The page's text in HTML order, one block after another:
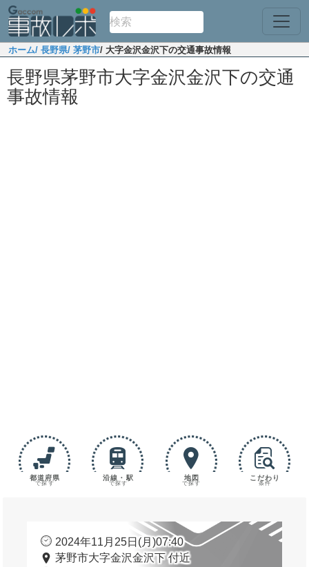
ホーム/ 長野県/ 茅野市/ 大字金沢金沢下の交通事故情報
長野県茅野市大字金沢金沢下の交通
事故情報
都道府県
で探す
沿線・駅
で探す
地図
で探す
こだわり
条件
2024年11月25日(月)07:40
茅野市大字金沢金沢下 付近